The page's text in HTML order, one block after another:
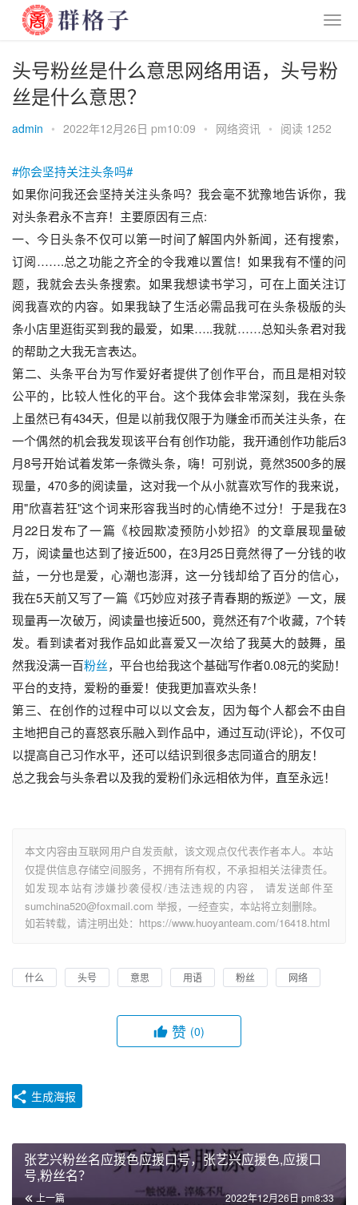
头号粉丝是什么意思网络用语，头号粉
丝是什么意思？
admin • 2022年12月26日 pm10:09 • 网络资讯 • 阅读 1252
#你会坚持关注头条吗#
如果你问我还会坚持关注头条吗？我会毫不犹豫地告诉你，我
对头条君永不言弃！主要原因有三点:
一、今日头条不仅可以第一时间了解国内外新闻，还有搜索，
订阅…….总之功能之齐全的令我难以置信！如果我有不懂的问
题，我就会去头条搜索。如果我想读书学习，可在上面关注订
阅我喜欢的内容。如果我缺了生活必需品我可在头条极版的头
条小店里逛街买到我的最爱，如果…..我就……总知头条君对我
的帮助之大我无言表达。
第二、头条平台为写作爱好者提供了创作平台，而且是相对较
公平的，比较人性化的平台。这个我体会非常深刻，我在头条
上虽然已有434天，但是以前我仅限于为赚金币而关注头条，在
一个偶然的机会我发现该平台有创作功能，我开通创作功能后3
月8号开始试着发笫一条微头条，嗨！可别说，竟然3500多的展
现量，470多的阅读量，这对我一个从小就喜欢写作的我来说，
用"欣喜若狂"这个词来形容我当时的心情绝不过分！于是我在3
月22日发布了一篇《校园欺凌预防小妙招》的文章展现量破
万，阅读量也达到了接近500，在3月25日竟然得了一分钱的收
益，一分也是爱，心潮也澎湃，这一分钱却给了百分的信心，
我在5天前又写了一篇《巧妙应对孩子青春期的叛逆》一文，展
现量再一次破万，阅读量也接近500，竟然还有7个收藏，7个转
发。看到读者对我作品如此喜爱又一次给了我莫大的鼓舞，虽
然我没满一百粉丝，平台也给我这个基础写作者0.08元的奖励！
平台的支持，爱粉的垂爱！使我更加喜欢头条！
第三、在创作的过程中可以以文会友，因为每个人都会不由自
主地把自己的喜怒哀乐融入到作品中，通过互动(评论)，不仅可
以提高自己习作水平，还可以结识到很多志同道合的朋友！
总之我会与头条君以及我的爱粉们永远相依为伴，直至永远！
本文内容由互联网用户自发贡献，该文观点仅代表作者本人。本站
仅提供信息存储空间服务，不拥有所有权，不承担相关法律责任。
如发现本站有涉嫌抄袭侵权/违法违规的内容， 请发送邮件至
sumchina520@foxmail.com 举报，一经查实，本站将立刻删除。
如若转载，请注明出处：https://www.huoyanteam.com/16418.html
什么 头号 意思 用语 粉丝 网络
赞 (0)
生成海报
张艺兴粉丝名应援色应援口号，张艺兴应援色,应援口
号,粉丝名？
上一篇 2022年12月26日 pm8:33